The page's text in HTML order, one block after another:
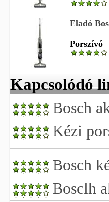
Eladó
Porszívó
Kapcsolódó
Bosch
Kézi
Bosch
Bosclh